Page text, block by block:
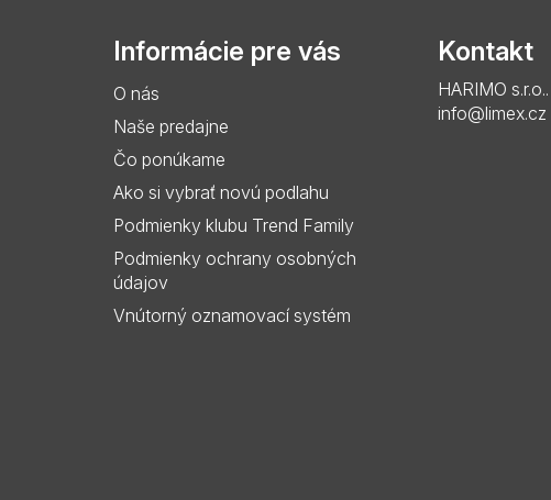
Informácie pre vás
O nás
Naše predajne
Čo ponúkame
Ako si vybrať novú podlahu
Podmienky klubu Trend Family
Podmienky ochrany osobných
údajov
Vnútorný oznamovací systém
Kontakt
HARIMO s.r.o..
info@limex.cz